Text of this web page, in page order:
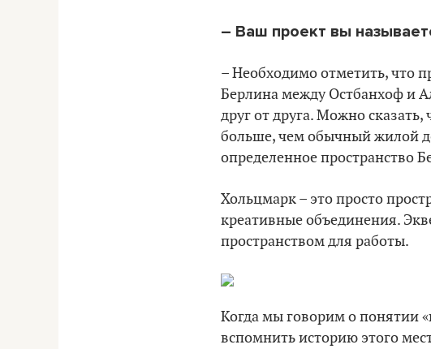
– Ваш проект вы
– Необходимо отметить, что
Берлина между Остбанхоф и
друг от друга. Можно сказать,
больше, чем обычный жилой
определенное пространство
Хольцмарк – это просто
креативные объединения.
пространством для работы.
Когда мы говорим о понятии
вспомнить историю этого